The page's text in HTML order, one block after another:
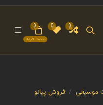
0
0
سبد خرید
0
موسیقی فروش پیانو